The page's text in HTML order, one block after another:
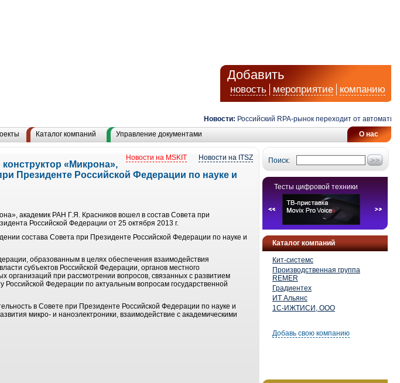
Добавить
новость мероприятие компанию
Новости: Российский RPA-рынок переходит от
О нас
Каталог компаний Управление документами
Поиск:
Тесты цифровой техники
Каталог компаний
Кит-системс
Производственная группа
REMER
Градиентех
ИТ Альянс
1С-ИЖТИСИ, ООО
Добавь свою компанию
Новости на ITSZ
Новости на MSKIT
«Микрона»,
Президенте Российской Федерации по науке и
академик РАН Г.Я. Красников вошел в состав Совета при
Российской Федерации от 25 октября 2013 г.
состава Совета при Президенте Российской Федерации по науке и
образованным в целях обеспечения взаимодействия
субъектов Российской Федерации, органов местного
при рассмотрении вопросов, связанных с развитием
Федерации по актуальным вопросам государственной
в Совете при Президенте Российской Федерации по науке и
микро- и наноэлектроники, взаимодействие с академическими